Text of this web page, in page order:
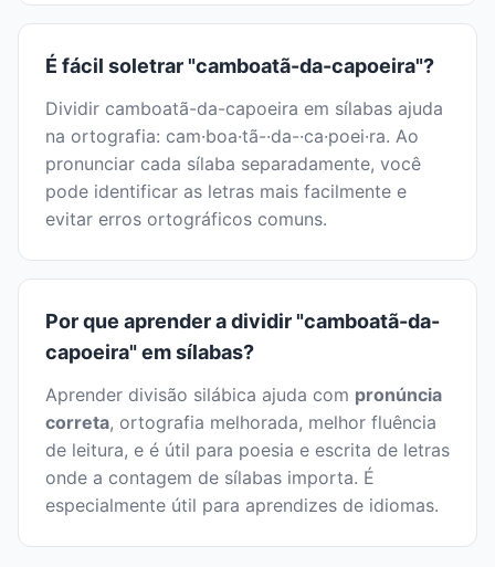
É fácil soletrar "camboatã-da-capoeira"?
Dividir camboatã-da-capoeira em sílabas ajuda
na ortografia: cam·boa·tã-·da-·ca·poei·ra. Ao
pronunciar cada sílaba separadamente, você
pode identificar as letras mais facilmente e
evitar erros ortográficos comuns.
Por que aprender a dividir "camboatã-da-
capoeira" em sílabas?
Aprender divisão silábica ajuda com pronúncia
correta, ortografia melhorada, melhor fluência
de leitura, e é útil para poesia e escrita de letras
onde a contagem de sílabas importa. É
especialmente útil para aprendizes de idiomas.